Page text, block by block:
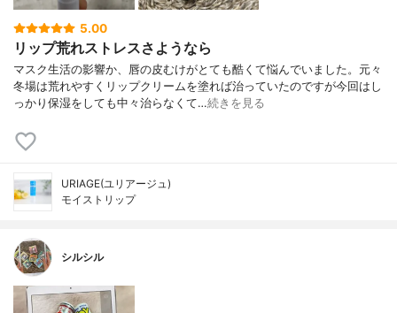
5.00
リップ荒れストレスさようなら
マスク生活の影響か、唇の皮むけがとても酷くて悩んでいました。元々
冬場は荒れやすくリップクリームを塗れば治っていたのですが今回はし
っかり保湿をしても中々治らなくて…続きを見る
URIAGE(ユリアージュ)
モイストリップ
シルシル